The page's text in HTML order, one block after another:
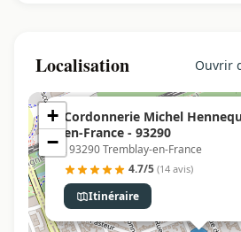
Localisation Ouvrir
Cordonnerie Michel
en-France - 93290
, 93290 Tremblay-en-France
4.7/5 (14 avis)
Itinéraire
+
−